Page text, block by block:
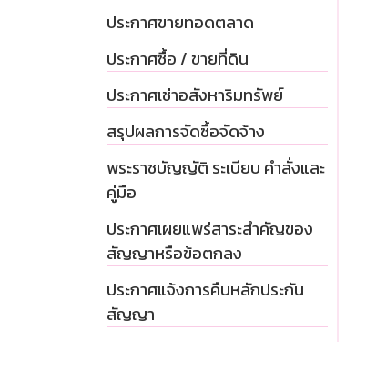
ประกาศขายทอดตลาด
ประกาศซื้อ / ขายที่ดิน
ประกาศเช่าอสังหาริมทรัพย์
สรุปผลการจัดซื้อจัดจ้าง
พระราชบัญญัติ ระเบียบ คำสั่งและ
คู่มือ
ประกาศเผยแพร่สาระสำคัญของ
สัญญาหรือข้อตกลง
ประกาศแจ้งการคืนหลักประกัน
สัญญา